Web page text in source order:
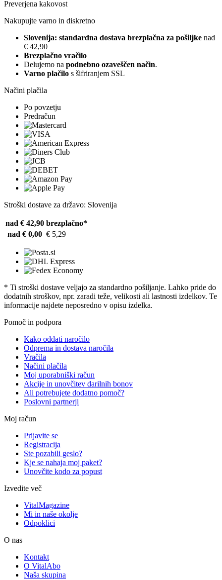
Preverjena kakovost
Nakupujte varno in diskretno
Slovenija: standardna dostava brezplačna za pošiljke nad
€ 42,90
Brezplačno vračilo
Delujemo na podnebno ozaveščen način.
Varno plačilo s šifriranjem SSL
Načini plačila
Po povzetju
Predračun
Stroški dostave za državo: Slovenija
nad € 42,90 brezplačno*
nad € 0,00 € 5,29
* Ti stroški dostave veljajo za standardno pošiljanje. Lahko pride do
dodatnih stroškov, npr. zaradi teže, velikosti ali lastnosti izdelkov. Te
informacije najdete neposredno v opisu izdelka.
Pomoč in podpora
Kako oddati naročilo
Odprema in dostava naročila
Vračila
Načini plačila
Moj uporabniški račun
Akcije in unovčitev darilnih bonov
Ali potrebujete dodatno pomoč?
Poslovni partnerji
Moj račun
Prijavite se
Registracija
Ste pozabili geslo?
Kje se nahaja moj paket?
Unovčite kodo za popust
Izvedite več
VitalMagazine
Mi in naše okolje
Odpoklici
O nas
Kontakt
O VitalAbo
Naša skupina